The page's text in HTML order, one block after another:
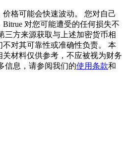
格可能会快速波动。 您对自己
对您可能遭受的任何损失不
三方来源获取与上述加密货币相
对其可靠性或准确性负责。 本
材料仅供参考，不应被视为财务
信息，请参阅我们的使用条款和